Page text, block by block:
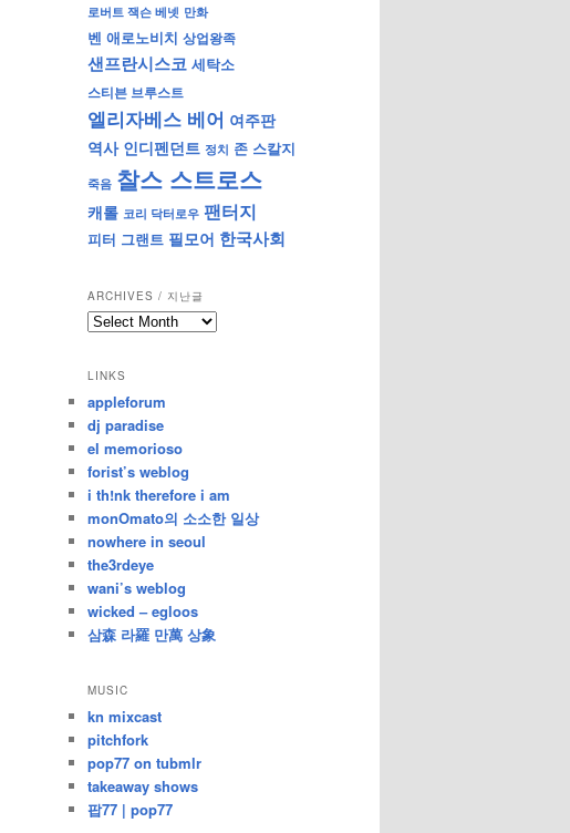
로버트 잭슨 베넷 만화
벤 애로노비치 상업왕족
샌프란시스코 세탁소
스티븐 브루스트
엘리자베스 베어 여주판
역사 인디펜던트 정치 존 스칼지
죽음 찰스 스트로스
캐롤 코리 닥터로우 팬터지
피터 그랜트 필모어 한국사회
ARCHIVES / 지난글
archives
난
글
LINKS
appleforum
dj paradise
el memorioso
forist’s weblog
i th!nk therefore i am
monOmato의 소소한 일상
nowhere in seoul
the3rdeye
wani’s weblog
wicked – egloos
삼森 라羅 만萬 상象
MUSIC
kn mixcast
pitchfork
pop77 on tubmlr
takeaway shows
팝77 | pop77